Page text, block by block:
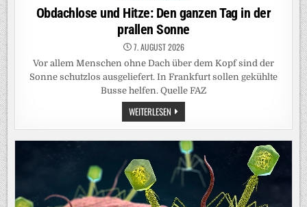
in
Obdachlose und Hitze: Den ganzen Tag in der
prallen Sonne
7. AUGUST 2026
Vor allem Menschen ohne Dach über dem Kopf sind der
Sonne schutzlos ausgeliefert. In Frankfurt sollen gekühlte
Busse helfen. Quelle FAZ
WEITERLESEN OBDACHLOSE
UND
HITZE:
GANZEN
TAG
IN
DER
PRALLEN